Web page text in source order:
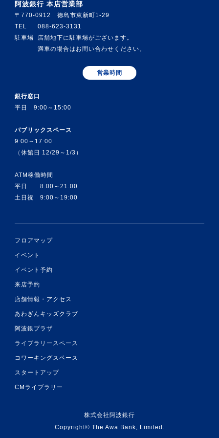
阿波銀行 本店営業部
〒770-0912 徳島市東新町1-29
TEL
088-623-3131
駐車場
店舗地下に駐車場がございます。
満車の場合はお問い合わせください。
営業時間
銀行窓口
平日 9:00～15:00
パブリックスペース
9:00～17:00
（休館日 12/29～1/3）
ATM稼働時間
平日 8:00～21:00
土日祝 9:00～19:00
フロアマップ
イベント
イベント予約
来店予約
店舗情報・アクセス
あわぎんキッズクラブ
阿波銀プラザ
ライブラリースペース
コワーキングスペース
スタートアップ
CMライブラリー
株式会社阿波銀行
Copyright© The Awa Bank, Limited.